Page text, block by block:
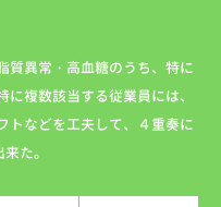
質異常・高血糖のうち、特に
複数該当する従業員には、
トなどを工夫して、４重奏に
た。